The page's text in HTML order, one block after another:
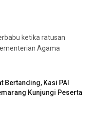
ketika ratusan
Agama
Bertanding, Kasi PAI
Kunjungi Peserta